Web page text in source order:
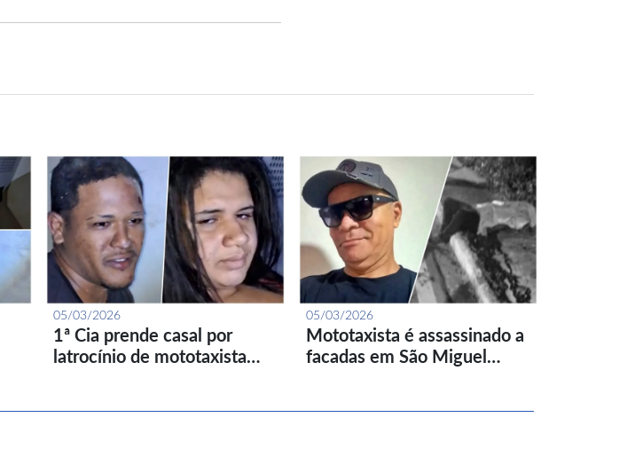
05/03/2026
1ª Cia prende casal por
latrocínio de mototaxista…
05/03/2026
Mototaxista é assassinado a
facadas em São Miguel…